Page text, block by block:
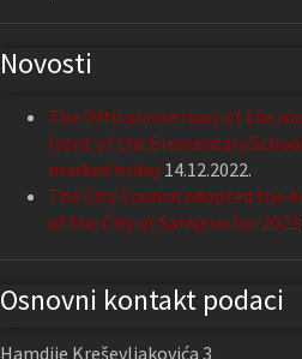
Novosti
The 29th anniversary of the
front of the Elementary
marked today 14.12.2022.
The City Council adopted the
of the City of Sarajevo for 2022
Osnovni kontakt podaci
Hamdije Kreševljakovića 3